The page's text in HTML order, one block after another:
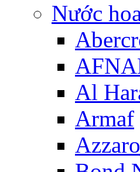
Nước
Al
Armaf
Azzaro